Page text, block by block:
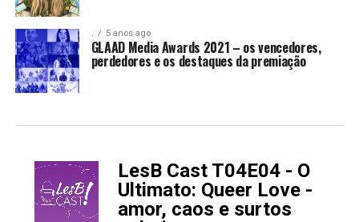
. 5 anos ago
GLAAD Media Awards 2021 – os vencedores,
perdedores e os destaques da premiação
LesB Cast T04E04 - O
Ultimato: Queer Love -
amor, caos e surtos
-